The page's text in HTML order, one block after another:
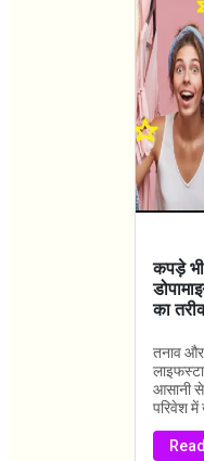
कपड़े
का
तनाव और
आसानी
परिवेश